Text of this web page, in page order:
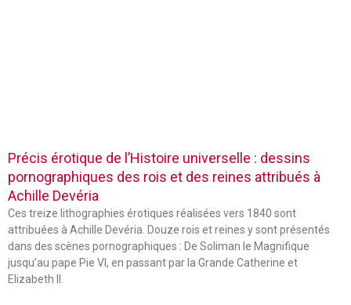
Précis érotique de l’Histoire universelle : dessins
pornographiques des rois et des reines attribués à
Achille Devéria
Ces treize lithographies érotiques réalisées vers 1840 sont
attribuées à Achille Devéria. Douze rois et reines y sont présentés
dans des scènes pornographiques : De Soliman le Magnifique
jusqu’au pape Pie VI, en passant par la Grande Catherine et
Elizabeth II.